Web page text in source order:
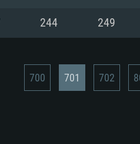
244 249
700 701 702